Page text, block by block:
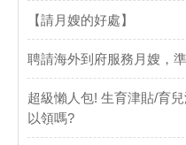
【請月嫂的好處】
聘請海外到府服務月嫂，
超級懶人包! 生育津貼/育
以領嗎?